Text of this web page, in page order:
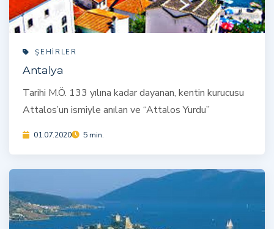
ŞEHIRLER
Antalya
Tarihi M.Ö. 133 yılına kadar dayanan, kentin kurucusu
Attalos’un ismiyle anılan ve “Attalos Yurdu”
01.07.2020 5 min.